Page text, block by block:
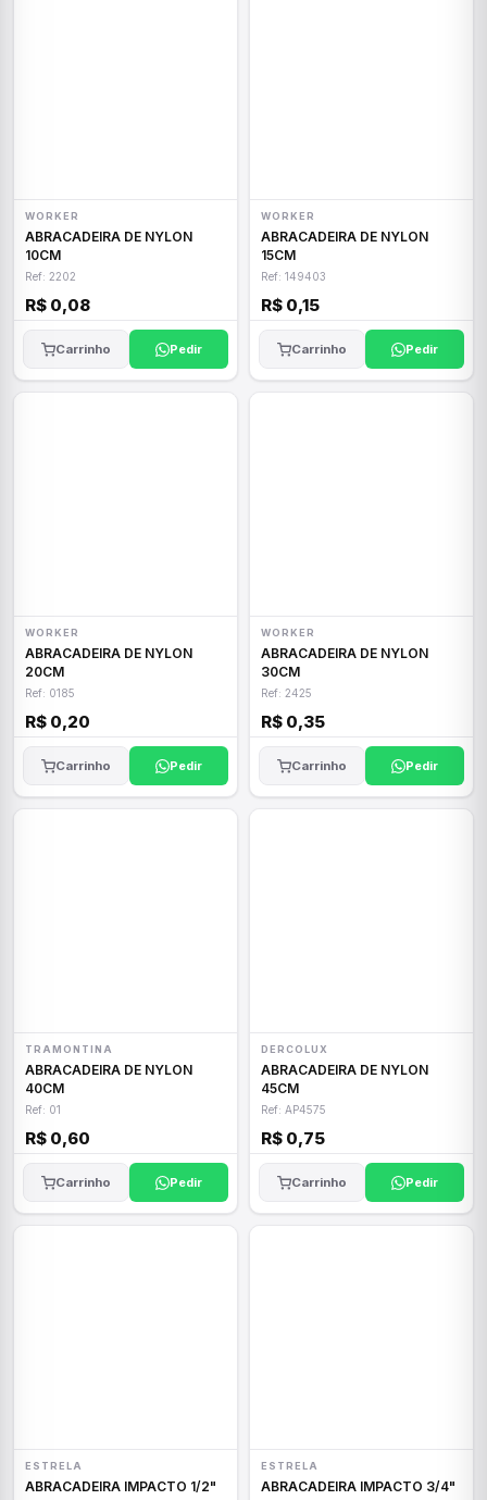
WORKER
ABRACADEIRA DE NYLON
10CM
Ref: 2202
R$ 0,08
Carrinho Pedir
WORKER
ABRACADEIRA DE NYLON
15CM
Ref: 149403
R$ 0,15
Carrinho Pedir
WORKER
ABRACADEIRA DE NYLON
20CM
Ref: 0185
R$ 0,20
Carrinho Pedir
WORKER
ABRACADEIRA DE NYLON
30CM
Ref: 2425
R$ 0,35
Carrinho Pedir
TRAMONTINA
ABRACADEIRA DE NYLON
40CM
Ref: 01
R$ 0,60
Carrinho Pedir
DERCOLUX
ABRACADEIRA DE NYLON
45CM
Ref: AP4575
R$ 0,75
Carrinho Pedir
ESTRELA
ABRACADEIRA IMPACTO 1/2"
ESTRELA
ABRACADEIRA IMPACTO 3/4"